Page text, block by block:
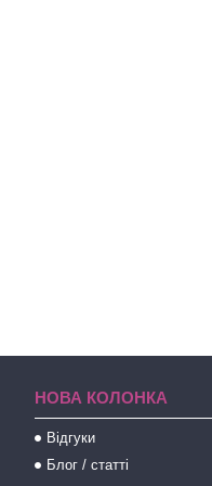
НОВА КОЛОНКА
Відгуки
Блог / статті